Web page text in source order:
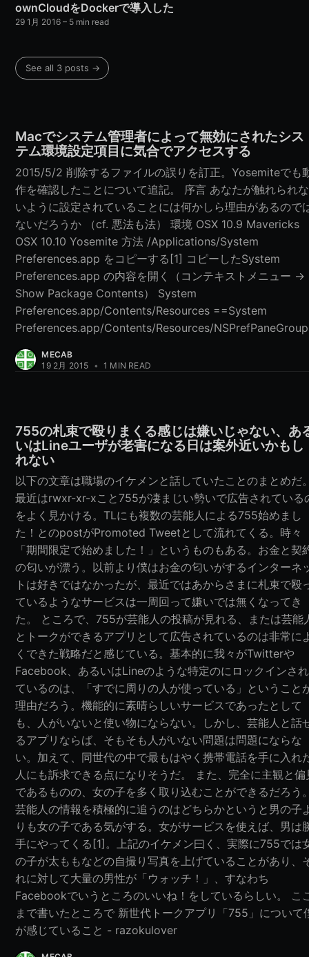
ownCloudをDockerで導入した
29 1月 2016 – 5 min read
See all 3 posts →
Macでシステム管理者によって無効にされたシス
テム環境設定項目に気合でアクセスする
2015/5/2 削除するファイルの誤りを訂正。Yosemiteでも
作を確認したことについて追記。 序言 あなたが触れられな
いように設定されていることには何かしら理由があるので
ないだろうか （cf. 悪法も法） 環境 OSX 10.9 Mavericks
OSX 10.10 Yosemite 方法 /Applications/System
Preferences.app をコピーする[1] コピーしたSystem
Preferences.app の内容を開く（コンテキストメニュー →
Show Package Contents） System
Preferences.app/Contents/Resources ==System
Preferences.app/Contents/Resources/
MECAB
19 2月 2015 • 1 MIN READ
755の札束で殴りまくる感じは嫌いじゃない、あ
いはLineユーザが老害になる日は案外近いかもし
れない
以下の文章は職場のイケメンと話していたことのまとめだ
最近はrwxr-xr-xこと755が凄まじい勢いで広告されている
をよく見かける。TLにも複数の芸能人による755始めまし
た！とのpostがPromoted Tweetとして流れてくる。時々
「期間限定で始めました！」というものもある。お金と契
の匂いが漂う。以前より僕はお金の匂いがするインターネ
トは好きではなかったが、最近ではあからさまに札束で殴
ているようなサービスは一周回って嫌いでは無くなってき
た。 ところで、755が芸能人の投稿が見れる、または芸能
とトークができるアプリとして広告されているのは非常に
くできた戦略だと感じている。基本的に我々がTwitterや
Facebook、あるいはLineのような特定のにロックインされ
ているのは、「すでに周りの人が使っている」ということ
理由だろう。機能的に素晴らしいサービスであったとして
も、人がいないと使い物にならない。しかし、芸能人と話
るアプリならば、そもそも人がいない問題は問題にならな
い。加えて、同世代の中で最もはやく携帯電話を手に入れ
人にも訴求できる点になりそうだ。 また、完全に主観と偏
であるものの、女の子を多く取り込むことができるだろう
芸能人の情報を積極的に追うのはどちらかというと男の子
りも女の子である気がする。女がサービスを使えば、男は
手にやってくる[1]。上記のイケメン曰く、実際に755では
の子が太ももなどの自撮り写真を上げていることがあり、
れに対して大量の男性が「ウォッチ！」、すなわち
Facebookでいうところのいいね！をしているらしい。 こ
まで書いたところで 新世代トークアプリ「755」について
が感じていること - razokulover